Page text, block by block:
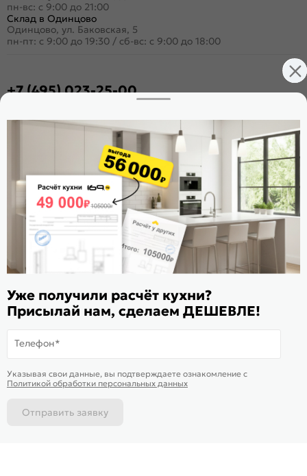
пн-вс: с 9:00 до 21:00
Склад в Одинцово
Одинцово, ул. Баковская, 5
пн-пт: с 9:00 до 19:30 / сб-вс: с 9:00 до 18:00
+7 (495) 023-25-00
Стать дилером
Расскажите о нас
Поделиться
Оцените магазин
ИКС 1180
© 2015—2026 Интернет-магазин мебели Mebel169.ru
Пользовательское соглашение
Политика обработки персональных данных
Карта сайта
технологии
Уже получили расчёт кухни?
Присылай нам, сделаем ДЕШЕВЛЕ!
Телефон*
Указывая свои данные, вы подтверждаете ознакомление c
Политикой обработки персональных данных
Отправить заявку